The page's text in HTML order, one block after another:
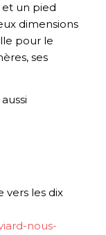
un pied
dimensions
pour le
ses
vers les dix
nous-